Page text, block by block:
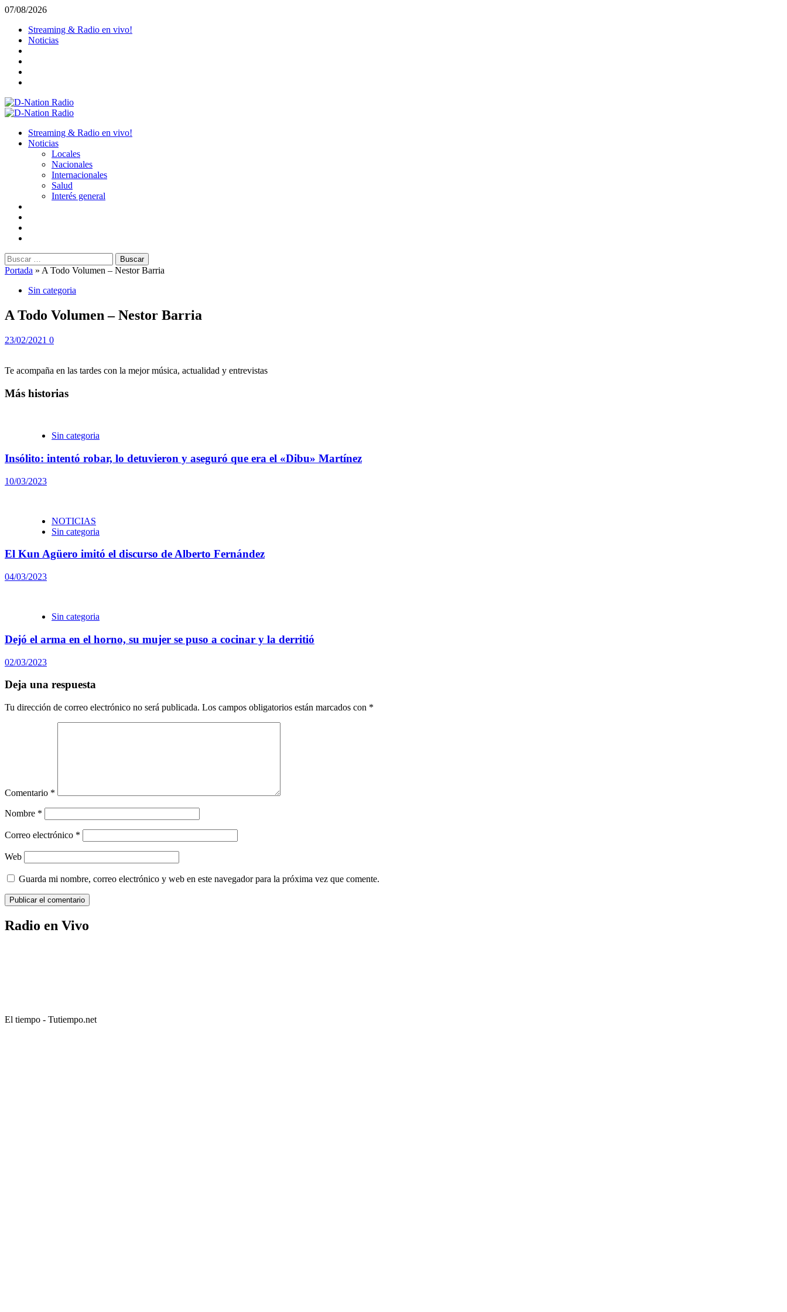
Saltar
contenido
07/08/2026
Streaming & Radio en vivo!
Noticias
Menú
Streaming & Radio en vivo!
Noticias
Locales
Nacionales
Internacionales
Salud
Interés general
Buscar:
Portada » A Todo Volumen – Nestor Barria
Sin categoria
A Todo Volumen – Nestor Barria
23/02/2021 0
Te acompaña en las tardes con la mejor música, actualidad y entrevistas
Más historias
Sin categoria
Insólito: intentó robar, lo detuvieron y aseguró que era el «Dibu» Martínez
10/03/2023
NOTICIAS
Sin categoria
El Kun Agüero imitó el discurso de Alberto Fernández
04/03/2023
Sin categoria
Dejó el arma en el horno, su mujer se puso a cocinar y la derritió
02/03/2023
Deja una respuesta
Tu dirección de correo electrónico no será publicada. Los campos obligatorios están marcados con *
Comentario *
Nombre *
Correo electrónico *
Web
Guarda mi nombre, correo electrónico y web en este navegador para la próxima vez que comente.
Radio en Vivo
El tiempo - Tutiempo.net